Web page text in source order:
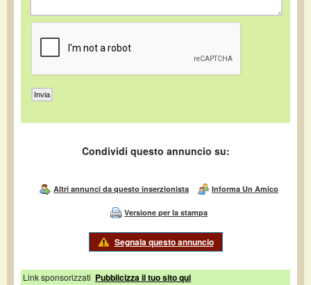
Condividi questo annuncio su:
Altri annunci da questo inserzionista Informa Un Amico
Versione per la stampa
Segnala questo annuncio
Link sponsorizzati Pubblicizza il tuo sito qui